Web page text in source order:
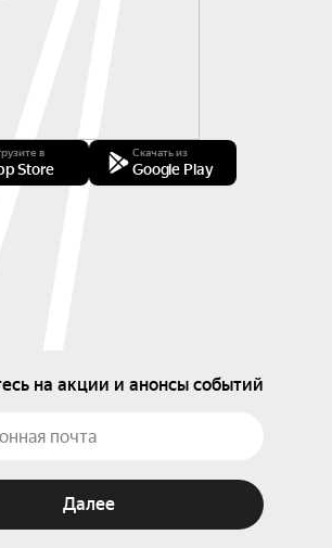
в
Store
Скачать из
Google Play
на акции и анонсы событий
Далее